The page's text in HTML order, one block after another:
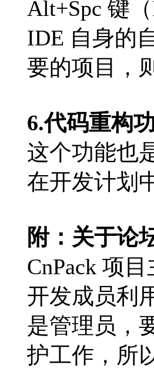
Alt+Spc 键
IDE 自身的
要的项目，
6.代码重构
这个功能也
在开发计划
附：关于论
CnPack 项
开发成员利
是管理员，
护工作，所